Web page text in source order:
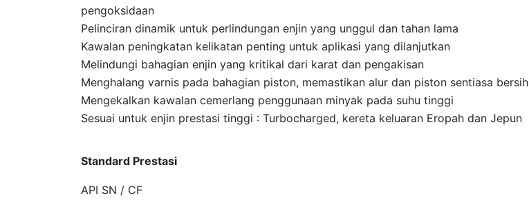
pengoksidaan
Pelinciran dinamik untuk perlindungan enjin yang unggul dan tahan lama
Kawalan peningkatan kelikatan penting untuk aplikasi yang dilanjutkan
Melindungi bahagian enjin yang kritikal dari karat dan pengakisan
Menghalang varnis pada bahagian piston, memastikan alur dan piston sentiasa bersih
Mengekalkan kawalan cemerlang penggunaan minyak pada suhu tinggi
Sesuai untuk enjin prestasi tinggi : Turbocharged, kereta keluaran Eropah dan Jepun
Standard Prestasi
API SN / CF